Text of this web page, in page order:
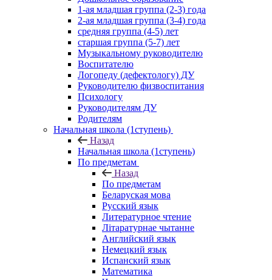
1-ая младшая группа (2-3) года
2-ая младшая группа (3-4) года
средняя группа (4-5) лет
старшая группа (5-7) лет
Музыкальному руководителю
Воспитателю
Логопеду (дефектологу) ДУ
Руководителю физвоспитания
Психологу
Руководителям ДУ
Родителям
Начальная школа (1ступень)
Назад
Начальная школа (1ступень)
По предметам
Назад
По предметам
Беларуская мова
Русский язык
Литературное чтение
Літаратурнае чытанне
Английский язык
Немецкий язык
Испанский язык
Математика